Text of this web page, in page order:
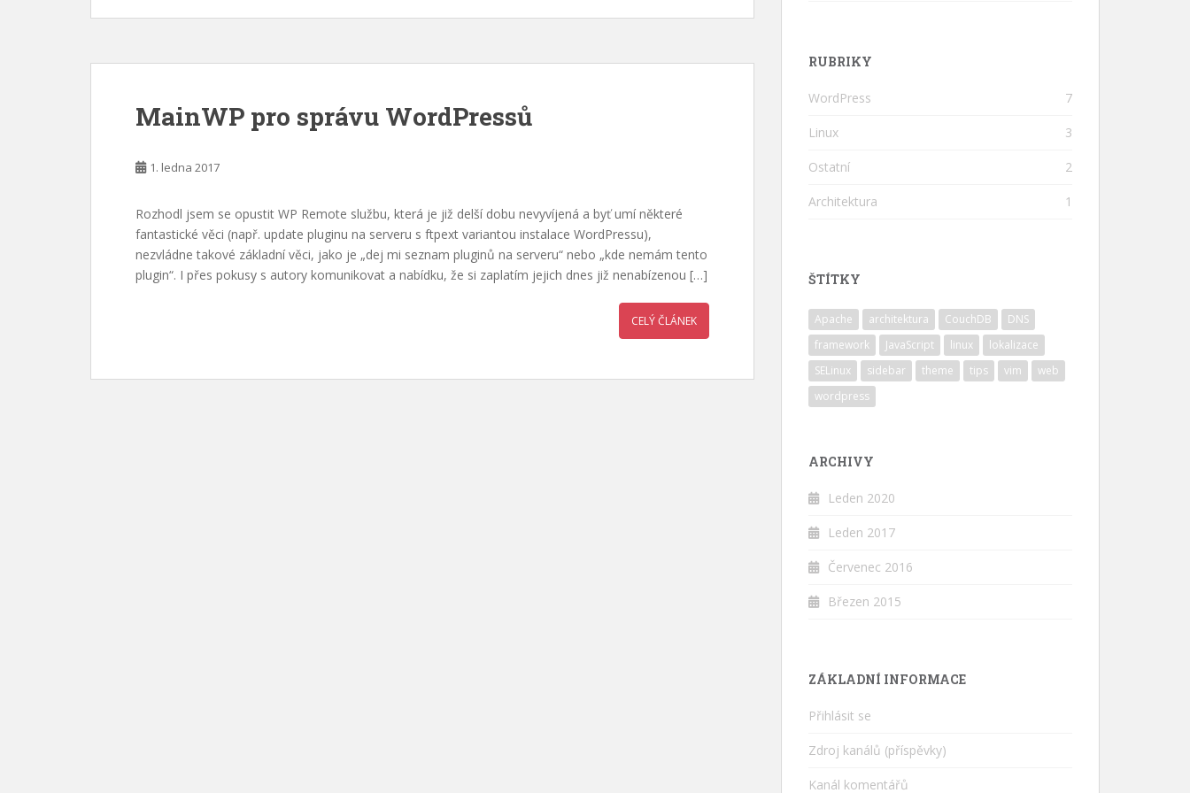
MainWP pro správu WordPressů
1. ledna 2017
Rozhodl jsem se opustit WP Remote službu, která je již delší dobu nevyvíjená a byť umí některé
fantastické věci (např. update pluginu na serveru s ftpext variantou instalace WordPressu),
nezvládne takové základní věci, jako je „dej mi seznam pluginů na serveru“ nebo „kde nemám tento
plugin“. I přes pokusy s autory komunikovat a nabídku, že si zaplatím jejich dnes již nenabízenou […]
CELÝ ČLÁNEK
RUBRIKY
WordPress 7
Linux 3
Ostatní 2
Architektura 1
ŠTÍTKY
Apache architektura CouchDB
DNS
framework
JavaScript linux
lokalizace
SELinux
sidebar theme tips vim
web
wordpress
ARCHIVY
Leden 2020
Leden 2017
Červenec 2016
Březen 2015
ZÁKLADNÍ INFORMACE
Přihlásit se
Zdroj kanálů (příspěvky)
Kanál komentářů